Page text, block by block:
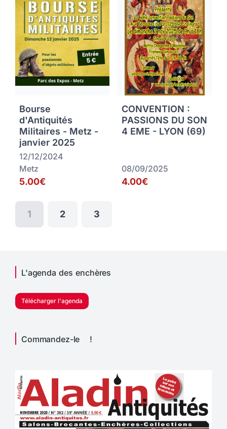
Bourse
d'Antiquités
Militaires - Metz -
janvier 2025
12/12/2024
Metz
5.00€
CONVENTION :
PASSIONS DU SON
4 EME - LYON (69)
08/09/2025
4.00€
1 2 3
L'agenda des enchères
Télécharger l'agenda
Commandez-le !